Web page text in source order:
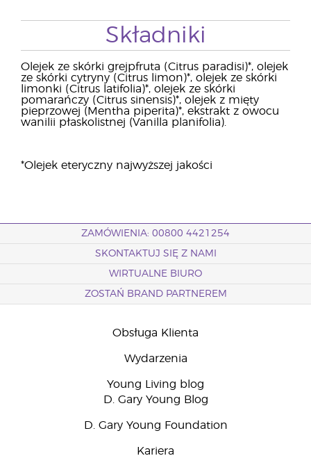
Składniki
Olejek ze skórki grejpfruta (Citrus paradisi)*, olejek
ze skórki cytryny (Citrus limon)*, olejek ze skórki
limonki (Citrus latifolia)*, olejek ze skórki
pomarańczy (Citrus sinensis)*, olejek z mięty
pieprzowej (Mentha piperita)*, ekstrakt z owocu
wanilii płaskolistnej (Vanilla planifolia).
*Olejek eteryczny najwyższej jakości
ZAMÓWIENIA: 00800 4421254
SKONTAKTUJ SIĘ Z NAMI
WIRTUALNE BIURO
ZOSTAŃ BRAND PARTNEREM
Obsługa Klienta
Wydarzenia
Young Living blog
D. Gary Young Blog
D. Gary Young Foundation
Kariera